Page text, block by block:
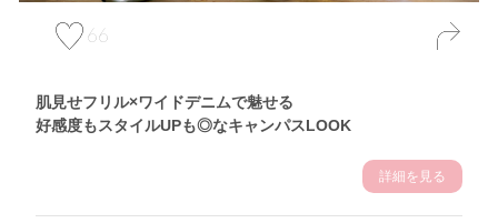
66
肌見せフリル×ワイドデニムで魅せる
好感度もスタイルUPも◎なキャンパスLOOK
詳細を見る